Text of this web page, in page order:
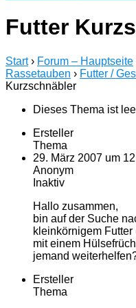
Futter
Start › Forum – Hauptseite
Rassetauben › Futter /
Kurzschnäbler
Dieses Thema ist
Ersteller
Thema
29. März 2007 um
Anonym
Inaktiv
Hallo zusammen,
bin auf der Suche
kleinkörnigem
mit einem
jemand
Ersteller
Thema